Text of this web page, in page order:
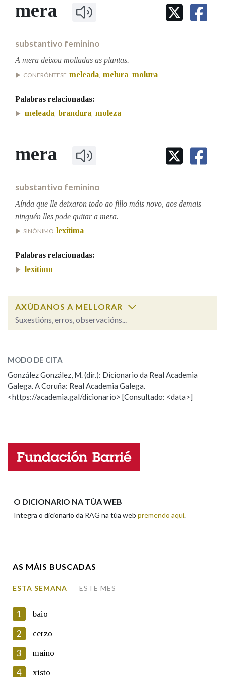
IDENTIDADE CORPORATIVA
MARCIAL DEL ADALID
FIGURAS HOMENAXEADAS
PRIMAVERA DAS LETRAS
PORTAL DAS PALABRAS
Facebook
TwitterYoutubeInstagram
Bluesky
BUSCAR NOS LEMAS
Remata por
Contén
BUSCAR NO CONTIDO
Nos exemplos
Na fraseoloxía
OUTRAS OPCIÓNS DE BUSCA
Marcas gramaticais
Pertence a
LIMPAR BUSCA
mera
substantivo feminino
A mera deixou molladas as plantas.
CONFRÓNTESE meleada, melura, molura
Palabras relacionadas:
meleada, brandura, moleza
mera
substantivo feminino
Aínda que lle deixaron todo ao fillo máis novo, aos demais
ninguén lles pode quitar a mera.
SINÓNIMO lexítima
Palabras relacionadas:
lexítimo
AXÚDANOS A MELLORAR
Suxestións, erros, observacións...
mera (néboa ou enfermidade)
mera (dereito)
ESCOLLE UNHA OPCIÓN:
Propoño mellorar a definición
Falta unha voz
Comentario
MODO DE CITA
González González, M. (dir.): Dicionario da Real Academia
Galega. A Coruña: Real Academia Galega.
<https://academia.gal/dicionario> [Consultado: <data>]
O DICIONARIO NA TÚA WEB
Integra o dicionario da RAG na túa web premendo aquí.
AS MÁIS BUSCADAS
ESTA SEMANA ESTE MES
1 baio
2 cerzo
3 maino
4 xisto